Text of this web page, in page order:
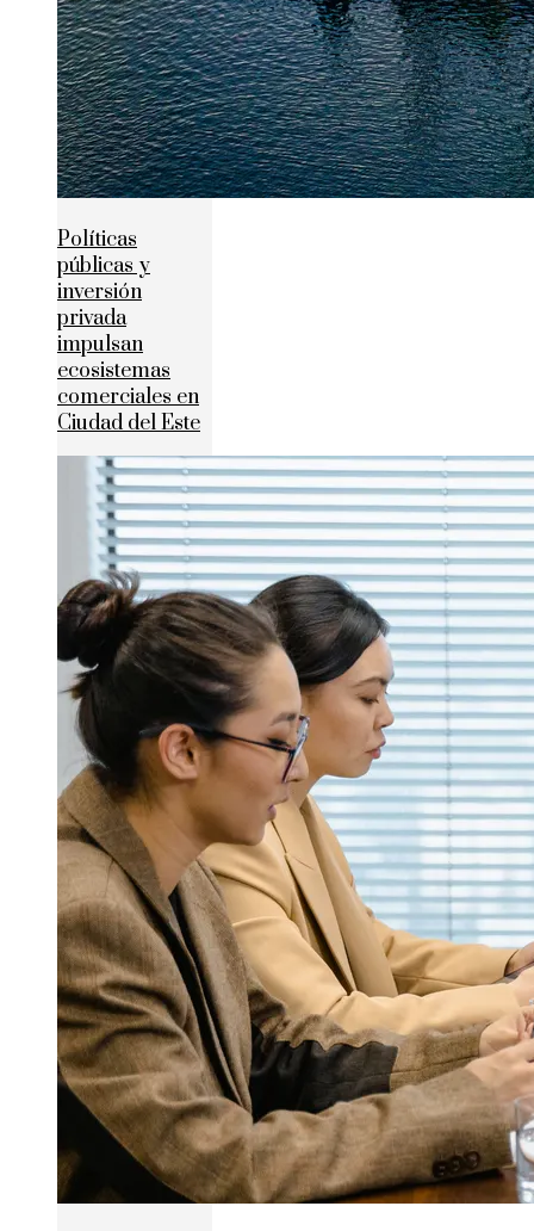
Políticas
públicas y
inversión
privada
impulsan
ecosistemas
comerciales en
Ciudad del Este